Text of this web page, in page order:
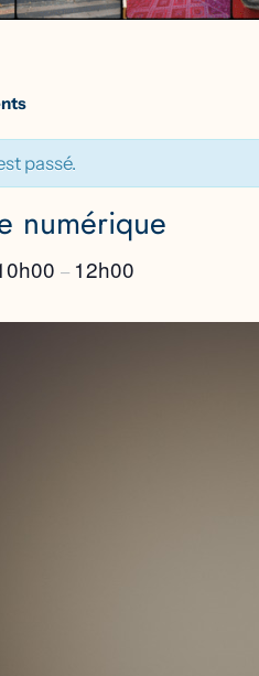
passé.
numérique
– 12h00